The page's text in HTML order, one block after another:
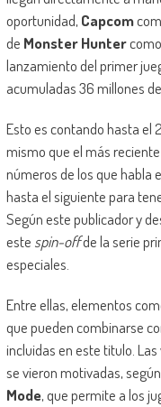
oportunidad, Capcom
de Monster Hunter
lanzamiento del primer
acumuladas 36 millones
Esto es contando hasta el
mismo que el más reciente
números de los que habla
hasta el siguiente para
Según este publicador y
este spin-offde la serie
especiales.
Entre ellas, elementos
que pueden combinarse
incluidas en este titulo.
se vieron motivadas, según
Mode, que permite a los